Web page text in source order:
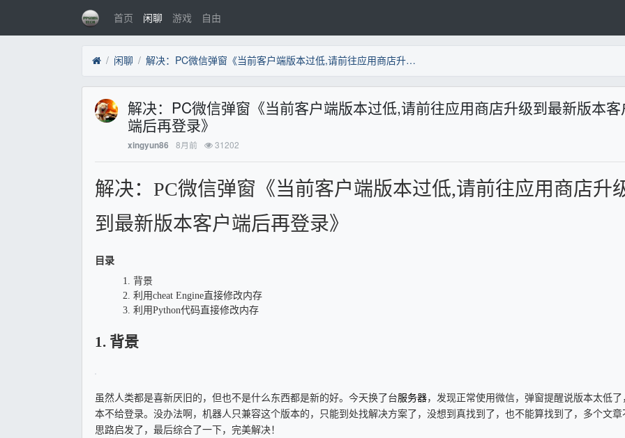
首页 闲聊 游戏 自由
闲聊 解决：PC微信弹窗《当前客户端版本过低,请前往应用商店升级到最新版本客户端后再登录》
解决：PC微信弹窗《当前客户端版本过低,请前往应用商店升级到最新版本客
端后再登录》
xingyun86 8月前 31202
解决：PC微信弹窗《当前客户端版本过低,请前往应用商店升
到最新版本客户端后再登录》
目录
1. 背景
2. 利用cheat Engine直接修改内存
3. 利用Python代码直接修改内存
1. 背景
虽然人类都是喜新厌旧的，但也不是什么东西都是新的好。今天换了台服务器，发现正常使用微信，弹窗提醒说版本太低了
本不给登录。没办法啊，机器人只兼容这个版本的，只能到处找解决方案了，没想到真找到了，也不能算找到了，多个文章
思路启发了，最后综合了一下，完美解决！